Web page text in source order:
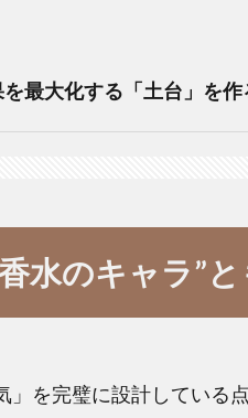
最大化する「土台」を作
水のキャラ”
を完璧に設計している点